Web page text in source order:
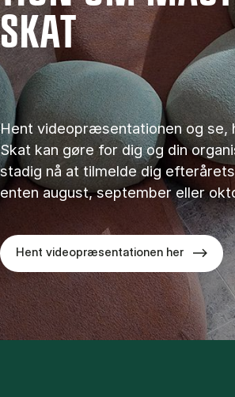
SKAT
Hent videopræsentationen og se,
Skat kan gøre for dig og din
stadig nå at tilmelde dig
enten august, september eller
Hent videopræsentationen her